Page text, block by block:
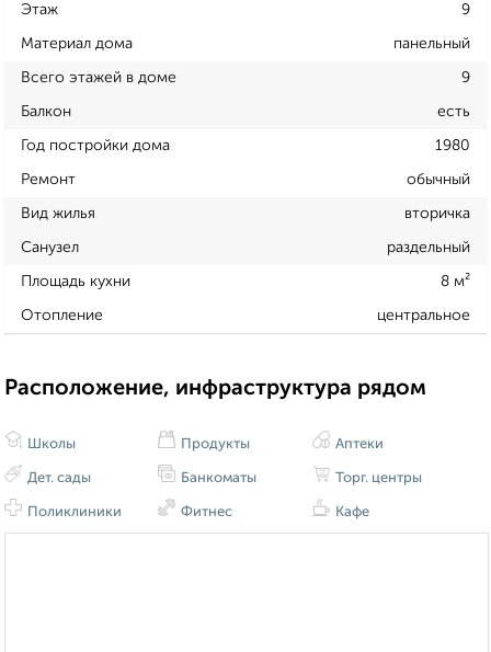
Этаж 9
Материал дома панельный
Всего этажей в доме 9
Балкон есть
Год постройки дома 1980
Ремонт обычный
Вид жилья вторичка
Санузел раздельный
Площадь кухни 8 м²
Отопление центральное
Расположение, инфраструктура рядом
Школы
Дет. сады
Поликлиники
Продукты
Банкоматы
Фитнес
Аптеки
Торг. центры
Кафе